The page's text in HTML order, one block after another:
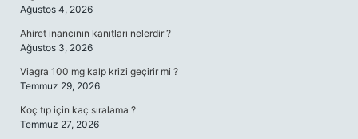
Ağustos 4, 2026
Ahiret inancının kanıtları nelerdir ?
Ağustos 3, 2026
Viagra 100 mg kalp krizi geçirir mi ?
Temmuz 29, 2026
Koç tıp için kaç sıralama ?
Temmuz 27, 2026